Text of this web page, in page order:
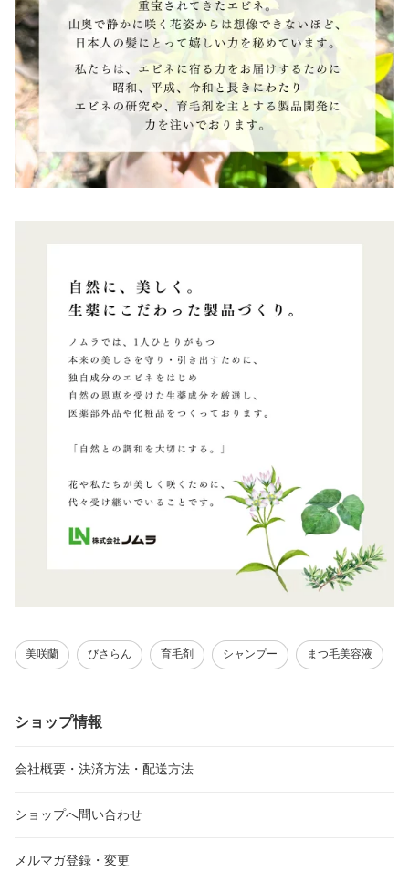
美咲蘭 びさらん 育毛剤 シャンプー まつ毛美容液
ショップ情報
会社概要・決済方法・配送方法
ショップへ問い合わせ
メルマガ登録・変更